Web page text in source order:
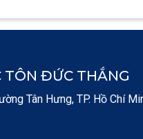
TÔN ĐỨC THẮNG
Tân Hưng, TP. Hồ Chí